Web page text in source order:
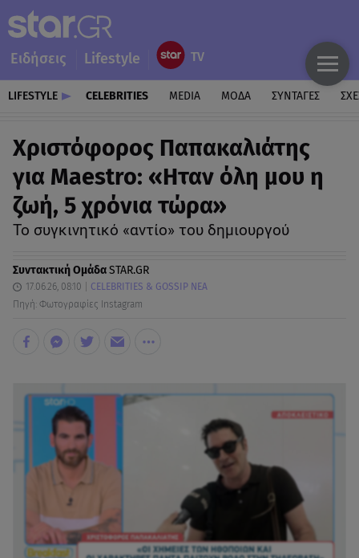
Ειδήσεις Lifestyle
LIFESTYLE CELEBRITIES MEDIA ΜΟΔΑ ΣΥΝΤΑΓΕΣ
Χριστόφορος Παπακαλιάτης
για Maestro: «Ηταν όλη μου η
ζωή, 5 χρόνια τώρα»
Το συγκινητικό «αντίο» του δημιουργού
Συντακτική ΟμάδαSTAR.GR
17.06.26, 08:10
CELEBRITIES & GOSSIP ΝΕΑ
Πηγή: Φωτογραφίες Instagram